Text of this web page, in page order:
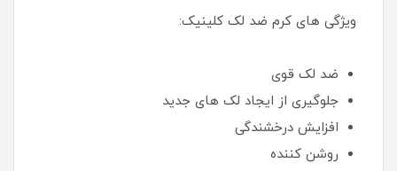
ویژگی های کرم ضد لک کلینیک:
ضد لک قوی
جلوگیری از ایجاد لک های جدید
افزایش درخشندگی
روشن کننده